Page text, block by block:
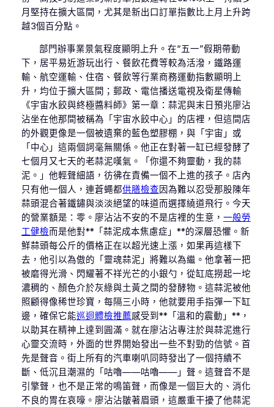
月堅持在擴大區間，尤其是新出口訂單指數比上月上升跨
越3個百分點。
部門辦事業景氣程度顯明上升。在“五一”假期帶動
下，居平易近游玩出行、餐飲花費等較為活潑，鐵路運
輸、航空運輸、住宿、餐飲等行業商務運動指數顯明上
升，均位于擴大區間；郵政、電信播送電視及衛星傳輸
《宇宙水餃與終極醬料師》第一章：蒜泥與末日預兆廖沾
沾坐在他那間被稱為「宇宙水餃中心」的店裡，但這間店
的外觀更像是一個被遺棄的藍色塑膠棚，與「宇宙」或
「中心」這兩個詞毫無關係。他正在對著一缸已經發酵了
七個月又七天的老蒜泥嘆氣。「你還不夠靈動，我的蒜
泥。」他輕聲細語，彷彿在責備一個不上進的孩子。店內
只有他一個人，連蒼蠅都供膳檢查因為難以忍受那股陳年
蒜頭混合著鐵鏽與淡淡絕望的味道而選擇繞道飛行。今天
的營業額是：零。廖沾沾不安的不是店裡的生意， 一般勞
工健檢而是他對**「蒜泥成本焦慮症」**的深層恐懼。新
鮮蒜頭每公斤的價格正在以超光速上漲，如果再這樣下
去，他引以為傲的「靈魂蒜泥」將難以為繼。他拿著一把
被磨得光滑、閃耀著不祥光芒的小銀勺，從缸底撈起一坨
濃稠的、顏色介於灰綠與土黃之間的發酵物。這蒜泥被他
照顧得像稀世珍寶，每隔三小時，他就要用手指彈一下缸
邊，確保它能巡迴體檢推薦感受到**「溫和的震動」**，
以助其在精神上達到圓滿。就在廖沾沾專注於與蒜泥進行
心靈交流時，外面的世界開始發出一些不對勁的信號。首
先是聲音。街上所有的汽車喇叭同時發出了一個持續不
斷、低沉且潮濕的「咕嚕——咕嚕——」聲。這聲音不是
引擎聲，也不是正常的鳴笛聲，而像是一個巨大的、消化
不良的胃在哀嚎。廖沾沾皺著眉頭，這嚴重干擾了他蒜泥